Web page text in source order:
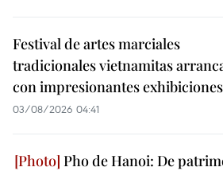
Festival de artes marciales
tradicionales vietnamitas
con impresionantes exhibiciones
03/08/2026 04:41
Pho de Hanoi: De